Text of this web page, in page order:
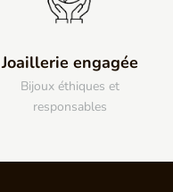
Joaillerie engagée
Bijoux éthiques et
responsables